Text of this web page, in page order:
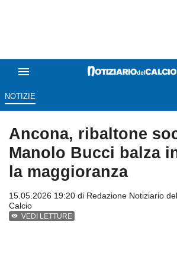
NOTIZIE
Ancona, ribaltone
Manolo Bucci balza
la maggioranza
15.05.2026 19:20 di Redazione Notiziario del
Calcio
VEDI LETTURE